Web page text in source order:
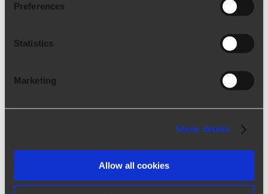
Preferences
Statistics
Marketing
Show details
Allow all cookies